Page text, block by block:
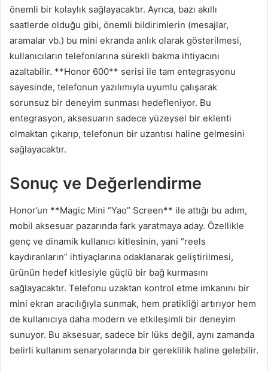
önemli bir kolaylık sağlayacaktır. Ayrıca, bazı akıllı
saatlerde olduğu gibi, önemli bildirimlerin (mesajlar,
aramalar vb.) bu mini ekranda anlık olarak gösterilmesi,
kullanıcıların telefonlarına sürekli bakma ihtiyacını
azaltabilir. **Honor 600** serisi ile tam entegrasyonu
sayesinde, telefonun yazılımıyla uyumlu çalışarak
sorunsuz bir deneyim sunması hedefleniyor. Bu
entegrasyon, aksesuarın sadece yüzeysel bir eklenti
olmaktan çıkarıp, telefonun bir uzantısı haline gelmesini
sağlayacaktır.
Sonuç ve Değerlendirme
Honor’un **Magic Mini “Yao” Screen** ile attığı bu adım,
mobil aksesuar pazarında fark yaratmaya aday. Özellikle
genç ve dinamik kullanıcı kitlesinin, yani “reels
kaydıranların” ihtiyaçlarına odaklanarak geliştirilmesi,
ürünün hedef kitlesiyle güçlü bir bağ kurmasını
sağlayacaktır. Telefonu uzaktan kontrol etme imkanını bir
mini ekran aracılığıyla sunmak, hem pratikliği artırıyor hem
de kullanıcıya daha modern ve etkileşimli bir deneyim
sunuyor. Bu aksesuar, sadece bir lüks değil, aynı zamanda
belirli kullanım senaryolarında bir gereklilik haline gelebilir.